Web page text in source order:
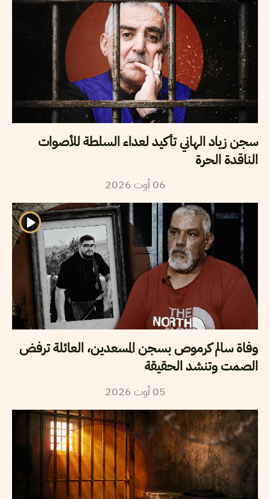
سجن زياد الهاني تأكيد لعداء السلطة للأصوات
الناقدة الحرة
06 أوت2026
وفاة سالم كرموص بسجن المسعدين، العائلة ترفض
الصمت وتنشد الحقيقة
05 أوت2026